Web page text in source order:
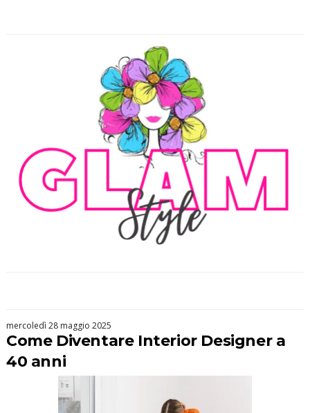
mercoledì 28 maggio 2025
Come Diventare Interior Designer a
40 anni